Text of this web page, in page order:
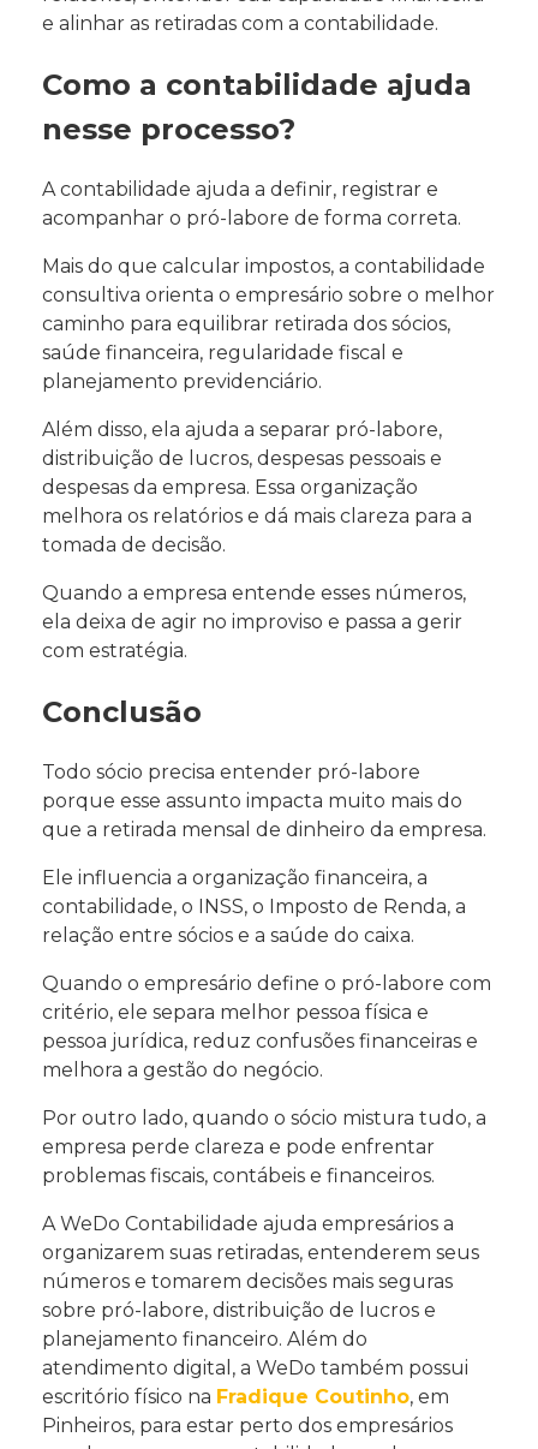
e alinhar as retiradas com a contabilidade.
Como a contabilidade ajuda
nesse processo?
A contabilidade ajuda a definir, registrar e
acompanhar o pró-labore de forma correta.
Mais do que calcular impostos, a contabilidade
consultiva orienta o empresário sobre o melhor
caminho para equilibrar retirada dos sócios,
saúde financeira, regularidade fiscal e
planejamento previdenciário.
Além disso, ela ajuda a separar pró-labore,
distribuição de lucros, despesas pessoais e
despesas da empresa. Essa organização
melhora os relatórios e dá mais clareza para a
tomada de decisão.
Quando a empresa entende esses números,
ela deixa de agir no improviso e passa a gerir
com estratégia.
Conclusão
Todo sócio precisa entender pró-labore
porque esse assunto impacta muito mais do
que a retirada mensal de dinheiro da empresa.
Ele influencia a organização financeira, a
contabilidade, o INSS, o Imposto de Renda, a
relação entre sócios e a saúde do caixa.
Quando o empresário define o pró-labore com
critério, ele separa melhor pessoa física e
pessoa jurídica, reduz confusões financeiras e
melhora a gestão do negócio.
Por outro lado, quando o sócio mistura tudo, a
empresa perde clareza e pode enfrentar
problemas fiscais, contábeis e financeiros.
A WeDo Contabilidade ajuda empresários a
organizarem suas retiradas, entenderem seus
números e tomarem decisões mais seguras
sobre pró-labore, distribuição de lucros e
planejamento financeiro. Além do
atendimento digital, a WeDo também possui
escritório físico na Fradique Coutinho, em
Pinheiros, para estar perto dos empresários